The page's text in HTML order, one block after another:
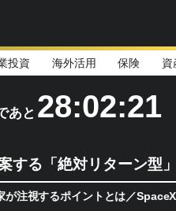
投資 海外活用 保険 資
あと 28:02:20
する「絶対リターン型
イントとは／SpaceX上場、次